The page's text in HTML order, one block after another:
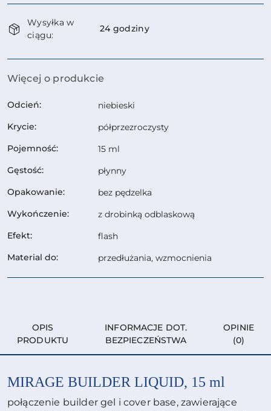
Dostępność
i
dostawa
Wysyłka w
ciągu:
24 godziny
Więcej o produkcie
Odcień:
niebieski
Krycie:
półprzezroczysty
Pojemność:
15 ml
Gęstość:
płynny
Opakowanie:
bez pędzelka
Wykończenie:
z drobinką odblaskową
Efekt:
flash
Material do:
przedłużania, wzmocnienia
OPIS
PRODUKTU
INFORMACJE DOT.
BEZPIECZEŃSTWA
OPINIE
(0)
MIRAGE BUILDER LIQUID, 15 ml
połączenie builder gel i cover base, zawierające